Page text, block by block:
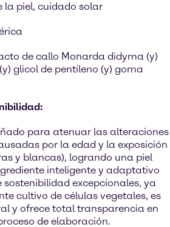
la piel, cuidado solar
de callo Monarda didyma (y)
glicol de pentileno (y) goma
para atenuar las alteraciones
por la edad y la exposición
y blancas), logrando una piel
inteligente y adaptativo
sostenibilidad excepcionales, ya
cultivo de células vegetales, es
y ofrece total transparencia en
de elaboración.